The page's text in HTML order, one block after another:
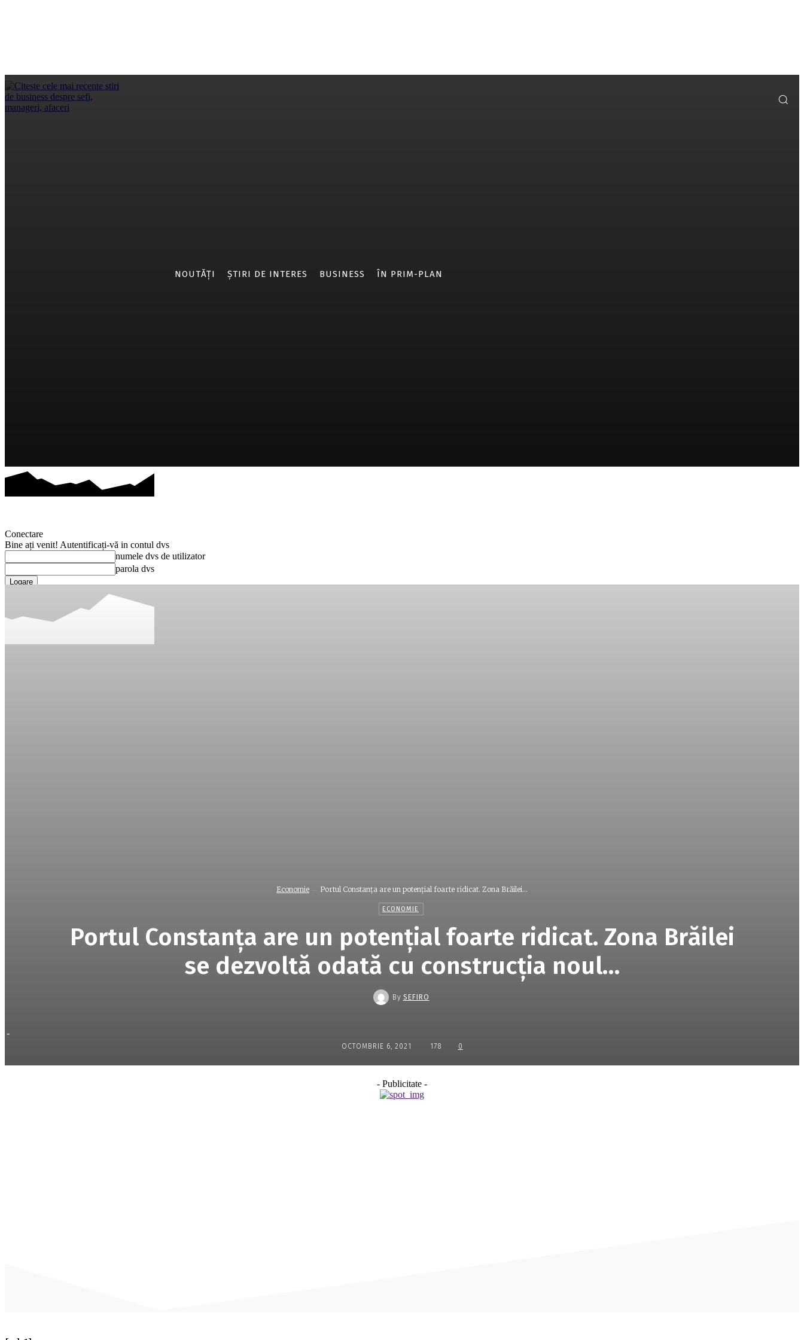
NOUTĂȚI ȘTIRI DE INTERES BUSINESS ÎN PRIM-PLAN
Conectare
Bine ați venit! Autentificați-vă in contul dvs
numele dvs de utilizator
parola dvs
Ați uitat parola? obține ajutor
Recuperați-vă parola
Economie Portul Constanţa are un potenţial foarte ridicat. Zona Brăilei...
ECONOMIE
Portul Constanţa are un potenţial foarte ridicat. Zona Brăilei
se dezvoltă odată cu construcţia noul…
By SEFIRO
-
OCTOMBRIE 6, 2021 178 0
- Publicitate -